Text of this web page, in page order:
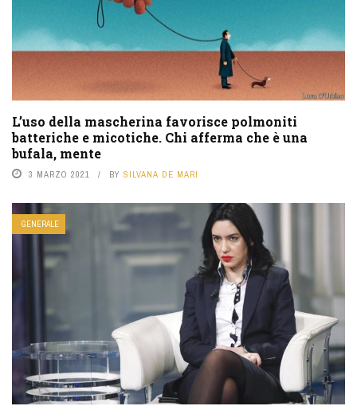
L’uso della mascherina favorisce polmoniti
batteriche e micotiche. Chi afferma che è una
bufala, mente
3 MARZO 2021 BY SILVANA DE MARI
GENERALE